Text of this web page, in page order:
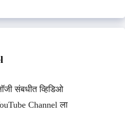
संबधीत व्हिडिओ
Channel ला